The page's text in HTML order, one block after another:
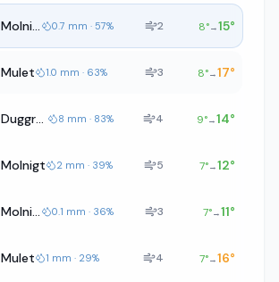
Molnigt 0.7 mm · 57% 2 8°→15°
Mulet 1.0 mm · 63% 3 8°→17°
Duggregn 8 mm · 83% 4 9°→14°
Molnigt 2 mm · 39% 5 7°→12°
Molnigt 0.1 mm · 36% 3 7°→11°
Mulet 1 mm · 29% 4 7°→16°